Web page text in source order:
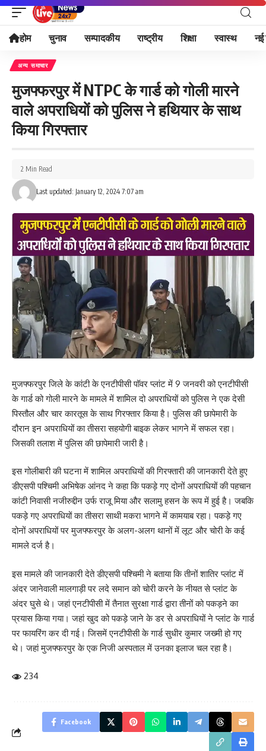
होम चुनाव सम्पादकीय राष्ट्रीय शिक्षा स्वास्थ नई
अन्य समाचार
मुजफ्फरपुर में NTPC के गार्ड को गोली मारने
वाले अपराधियों को पुलिस ने हथियार के साथ
किया गिरफ्तार
Last updated: January 12, 2024 7:07 am
2 Min Read
मुजफ्फरपुर जिले के कांटी के एनटीपीसी पॉवर प्लांट में 9 जनवरी को एनटीपीसी
के गार्ड को गोली मारने के मामले में शामिल दो अपराधियों को पुलिस ने एक देसी
पिस्तौल और चार कारतूस के साथ गिरफ्तार किया है। पुलिस की छापेमारी के
दौरान इन अपराधियों का तीसरा सहयोगी बाइक लेकर भागने में सफल रहा।
जिसकी तलाश में पुलिस की छापेमारी जारी है।
इस गोलीबारी की घटना में शामिल अपराधियों की गिरफ्तारी की जानकारी देते हुए
डीएसपी पश्चिमी अभिषेक आंनद ने कहा कि पकड़े गए दोनों अपराधियों की पहचान
कांटी निवासी नजीरुद्दीन उर्फ राजू मिया और सलामु हसन के रूप में हुई है। जबकि
पकड़े गए अपराधियों का तीसरा साथी मकरा भागने में कामयाब रहा। पकड़े गए
दोनों अपराधियों पर मुजफ्फरपुर के अलग-अलग थानों में लूट और चोरी के कई
मामले दर्ज है।
इस मामले की जानकारी देते डीएसपी पश्चिमी ने बताया कि तीनों शातिर प्लांट में
अंदर जानेवाली मालगाड़ी पर लदे समान को चोरी करने के नीयत से प्लांट के
अंदर घुसे थे। जहां एनटीपीसी में तैनात सुरक्षा गार्ड द्वारा तीनों को पकड़ने का
प्रयास किया गया। जहां खुद को पकड़े जाने के डर से अपराधियों ने प्लांट के गार्ड
पर फायरिंग कर दी गई। जिसमें एनटीपीसी के गार्ड सुधीर कुमार जख्मी हो गए
थे। जहां मुजफ्फरपुर के एक निजी अस्पताल में उनका इलाज चल रहा है।
234
Facebook